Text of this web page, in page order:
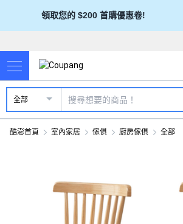
領取您的 $200 首購優惠卷!
全部
酷澎首頁 室內家居 傢俱 廚房傢俱 全部